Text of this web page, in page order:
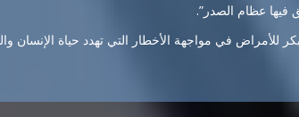
فيها عظام الصدر”.
للأمراض في مواجهة الأخطار التي تهدد حياة الإنسان